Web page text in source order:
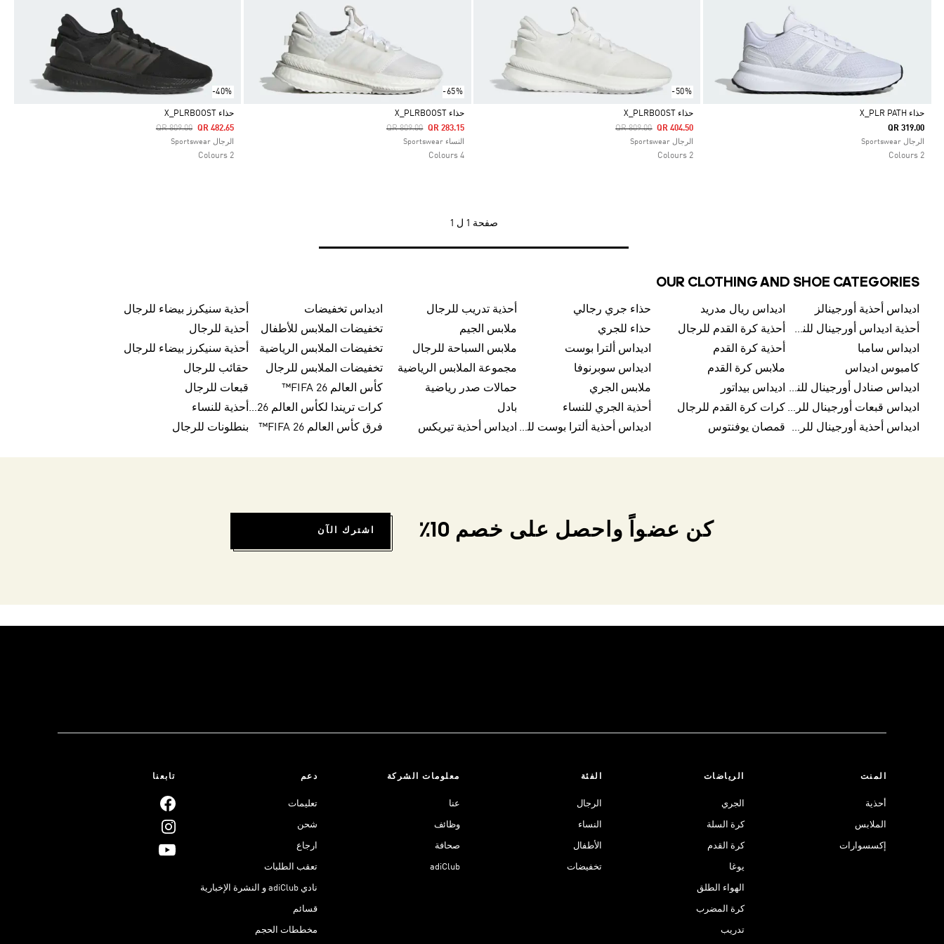
Selected
حذاء X_PLR PATH
QR 319.00
الرجال Sportswear
2 Colours
-50%
Selected
حذاء X_PLRBOOST
Price Reduced From
QR 809.00ToQR 404.50
الرجال Sportswear
2 Colours
-65%
Selected
حذاء X_PLRBOOST
Price Reduced From
QR 809.00ToQR 283.15
النساء Sportswear
4 Colours
-40%
Selected
حذاء X_PLRBOOST
Price Reduced From
QR 809.00ToQR 482.65
الرجال Sportswear
2 Colours
صفحة 1 ل 1
OUR CLOTHING AND SHOE CATEGORIES
اديداس أحذية أورجينالز اديداس ريال مدريد حذاء جري رجالي أحذية تدريب للرجال اديداس تخفيضات
أحذية سنيكرز بيضاء للرجال
أحذية اديداس أورجينال للنساء
أحذية كرة القدم للرجال حذاء للجري ملابس الجيم تخفيضات الملابس للأطفال
أحذية للرجال
اديداس سامبا
أحذية كرة القدم اديداس ألترا بوست ملابس السباحة للرجال تخفيضات الملابس الرياضية
أحذية سنيكرز بيضاء للرجال
كامبوس اديداس
ملابس كرة القدم اديداس سوبرنوفا مجموعة الملابس الرياضية تخفيضات الملابس للرجال
حقائب للرجال
اديداس صنادل أورجينال للنساء
اديداس بيداتور ملابس الجري حمالات صدر رياضية كأس العالم FIFA 26™
قبعات للرجال
اديداس قبعات أورجينال للرجال كرات كرة القدم للرجال أحذية الجري للنساء بادل كرات تريندا لكأس العالم FIFA 26™ أحذية للنساء
اديداس أحذية أورجينال للرجال
قمصان يوفنتوس اديداس أحذية ألترا بوست للرجال اديداس أحذية تيريكس فرق كأس العالم FIFA 26™ بنطلونات للرجال
كن عضواً واحصل على خصم 10٪ اشترك الآن
المنت
أحذية
الملابس
إكسسوارات
الرياضات
الجري
كرة السلة
كرة القدم
يوغا
الهواء الطلق
كرة المضرب
تدريب
الفئة
الرجال
النساء
الأطفال
تخفيضات
معلومات الشركة
عنا
وظائف
صحافة
adiClub
دعم
تعليمات
شحن
ارجاع
تعقب الطلبات
نادي adiClub و النشرة الإخبارية
قسائم
مخططات الحجم
تابعنا